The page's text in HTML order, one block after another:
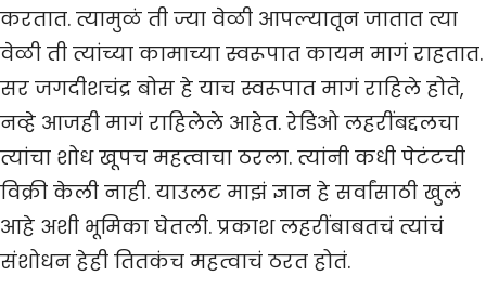
करतात. त्यामुळं ती ज्या वेळी आपल्यातून जातात त्या
वेळी ती त्यांच्या कामाच्या स्वरूपात कायम मागं राहतात.
सर जगदीशचंद्र बोस हे याच स्वरूपात मागं राहिले होते,
नव्हे आजही मागं राहिलेले आहेत. रेडिओ लहरींबद्दलचा
त्यांचा शोध खूपच महत्वाचा ठरला. त्यांनी कधी पेटंटची
विक्री केली नाही. याउलट माझं ज्ञान हे सर्वांसाठी खुलं
आहे अशी भूमिका घेतली. प्रकाश लहरींबाबतचं त्यांचं
संशोधन हेही तितकंच महत्वाचं ठरत होतं.